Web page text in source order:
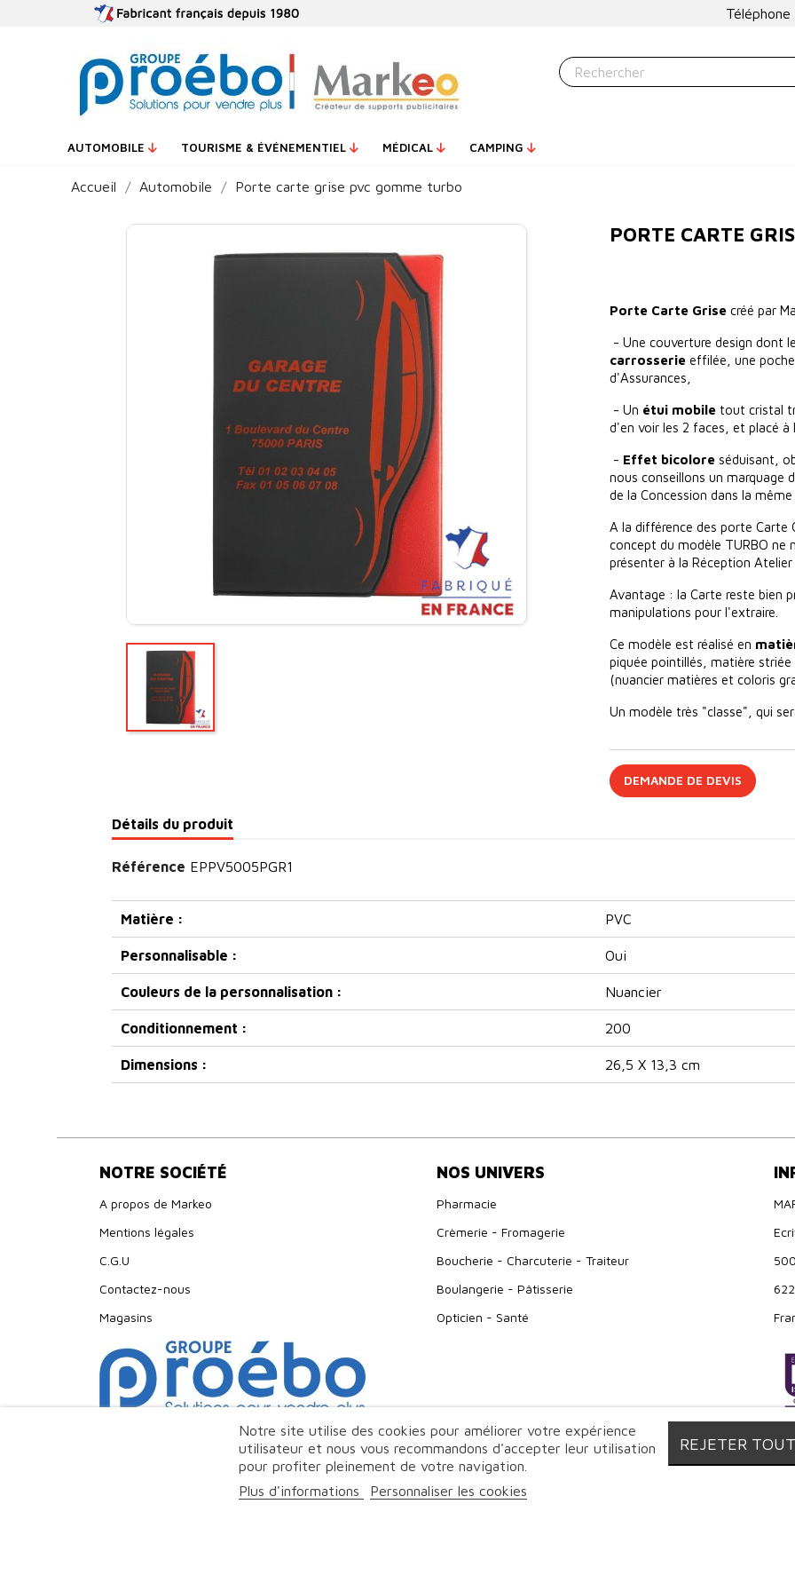
Téléphone
AUTOMOBILE TOURISME & ÉVÉNEMENTIEL MÉDICAL CAMPING
Accueil Automobile Porte carte grise pvc gomme turbo
PORTE CARTE
Porte Carte Grise créé par
- Une couverture design dont
carrosserie effilée, une
d'Assurances,
- Un étui mobile tout cristal
d'en voir les 2 faces, et placé
- Effet bicolore séduisant,
nous conseillons un marquage
de la Concession dans la
A la différence des porte Carte
concept du modèle TURBO ne
présenter à la Réception
Avantage : la Carte reste bien
manipulations pour l'extraire.
Ce modèle est réalisé en
piquée pointillés, matière
(nuancier matières et coloris
Un modèle très "classe", qui
DEMANDE DE DEVIS
Détails du produit
Référence EPPV5005PGR1
Matière : PVC
Personnalisable : Oui
Couleurs de la personnalisation : Nuancier
Conditionnement : 200
Dimensions : 26,5 X 13,3 cm
NOTRE SOCIÉTÉ
A propos de Markeo
Mentions légales
C.G.U
Contactez-nous
Magasins
NOS UNIVERS
Pharmacie
Crèmerie - Fromagerie
Boucherie - Charcuterie - Traiteur
Boulangerie - Pâtisserie
Opticien - Santé
Notre site utilise des cookies pour améliorer votre expérience
utilisateur et nous vous recommandons d'accepter leur utilisation
pour profiter pleinement de votre navigation.
Plus d'informations
Personnaliser les cookies
REJETER TOUT
© Markeo - 2026 | Tous droits réservés